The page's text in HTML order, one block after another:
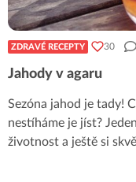
ZDRAVÉ RECEPTY 30
Jahody v agaru
Sezóna jahod je tady!
nestíháme je jíst?
životnost a ještě si